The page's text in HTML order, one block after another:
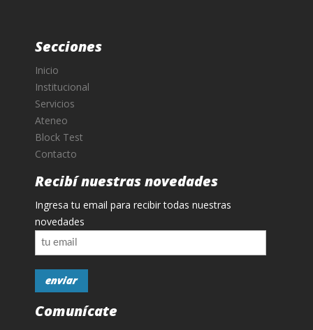
Secciones
Inicio
Institucional
Servicios
Ateneo
Block Test
Contacto
Recibí nuestras novedades
Ingresa tu email para recibir todas nuestras
novedades
Comunícate